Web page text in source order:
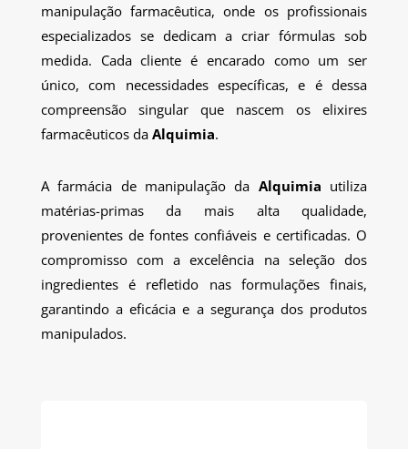
manipulação farmacêutica, onde os profissionais
especializados se dedicam a criar fórmulas sob
medida. Cada cliente é encarado como um ser
único, com necessidades específicas, e é dessa
compreensão singular que nascem os elixires
farmacêuticos da Alquimia.
A farmácia de manipulação da Alquimia utiliza
matérias-primas da mais alta qualidade,
provenientes de fontes confiáveis e certificadas. O
compromisso com a excelência na seleção dos
ingredientes é refletido nas formulações finais,
garantindo a eficácia e a segurança dos produtos
manipulados.